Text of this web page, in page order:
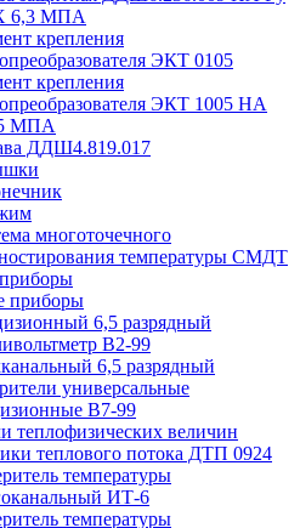
6,3 МПА
крепления
ЭКТ 0105
крепления
ЭКТ 1005 НА
МПА
ДДШ4.819.017
многоточечного
температуры СМДТ
приборы
6,5 разрядный
В2-99
6,5 разрядный
универсальные
В7-99
теплофизических величин
теплового потока ДТП 0924
температуры
ИТ-6
температуры